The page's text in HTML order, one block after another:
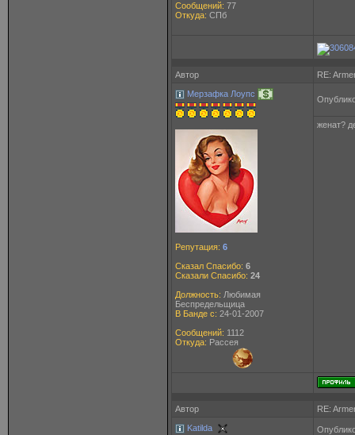
Сообщений: 77
Откуда: СПб
Автор
RE:
Мерзафка Лоупс
Репутация: 6
Сказал Спасибо: 6
Сказали Спасибо: 24
Должность: Любимая
Беспредельщица
В Банде с: 24-01-2007
Сообщений: 1112
Откуда: Рассея
женат?
Автор
RE:
Katilda